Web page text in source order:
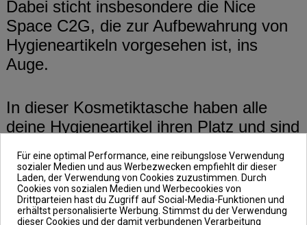
Dabei sticht insbesondere die Nice
Space C2G, die zur Aufbewahrung von
Hygieneartikeln vorgesehen ist, ins
Auge.
In dieser Kosmetiktasche haben alle
deine Hygieneartikel ihren Platz und sind
integrierten, abnehmbaren Spiegel mit
Kunststoffabdeckung und einen
speziellen Platz für das Toilettenpapier,
Für eine optimal Performance, eine reibungslose Verwendung
sozialer Medien und aus Werbezwecken empfiehlt dir dieser
Laden, der Verwendung von Cookies zuzustimmen. Durch
Cookies von sozialen Medien und Werbecookies von
Drittparteien hast du Zugriff auf Social-Media-Funktionen und
erhältst personalisierte Werbung. Stimmst du der Verwendung
dieser Cookies und der damit verbundenen Verarbeitung